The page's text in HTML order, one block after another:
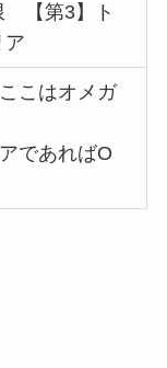
【第3】ト
ア
こはオメガ
であればO